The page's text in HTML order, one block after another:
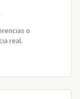
o
real.